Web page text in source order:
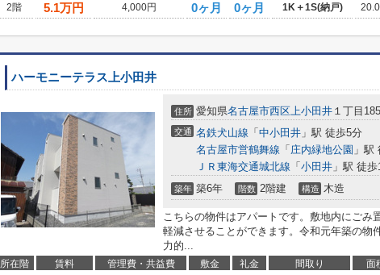
2階
5.1万円 4,000円 0ヶ月 0ヶ月 1K＋1S(納戸)
ハーモニーテラス上小田井
住所 愛知県名古屋市西区上小田井 １丁目
交通 名鉄犬山線 「 中小田井 」駅 徒歩5分
名古屋市営鶴舞線 「 庄内緑地公園 」駅
ＪＲ東海交通城北線 「 小田井 」駅 徒歩
築年 築6年 階数 2階建 構造 木造
こちらの物件はアパートです。敷地内にごみ
軽減させることができます。令和元年築の物
力的...
所在階 賃料 管理費・共益費 敷金 礼金 間取り 面